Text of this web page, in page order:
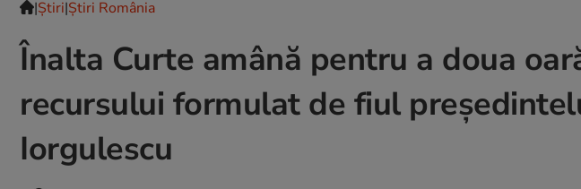
|Ştiri|Știri România
Înalta Curte amână pentru a doua
recursului formulat de fiul
Iorgulescu